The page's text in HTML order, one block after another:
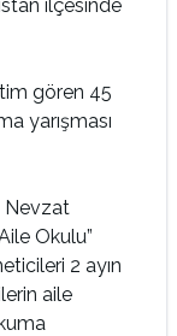
ilçesinde
gören 45
yarışması
Nevzat
Okulu”
2 ayın
aile